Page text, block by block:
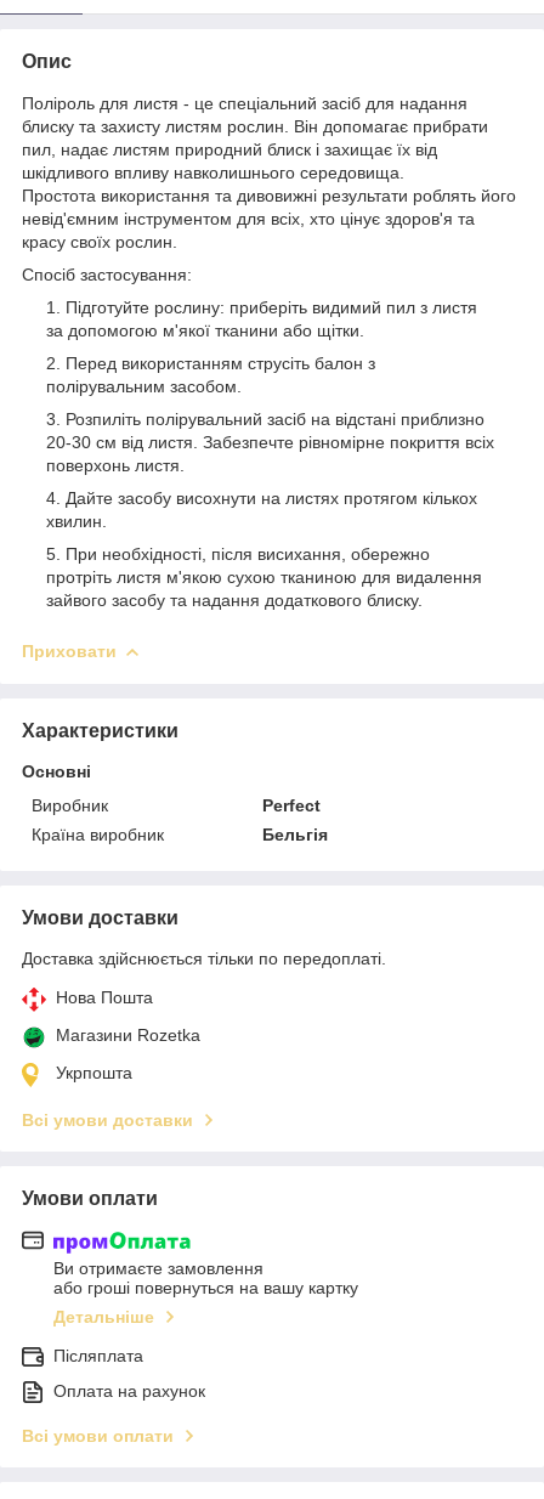
Опис
Поліроль для листя - це спеціальний засіб для надання
блиску та захисту листям рослин. Він допомагає прибрати
пил, надає листям природний блиск і захищає їх від
шкідливого впливу навколишнього середовища.
Простота використання та дивовижні результати роблять його
невід'ємним інструментом для всіх, хто цінує здоров'я та
красу своїх рослин.
Спосіб застосування:
Підготуйте рослину: приберіть видимий пил з листя
за допомогою м'якої тканини або щітки.
Перед використанням струсіть балон з
полірувальним засобом.
Розпиліть полірувальний засіб на відстані приблизно
20-30 см від листя. Забезпечте рівномірне покриття всіх
поверхонь листя.
Дайте засобу висохнути на листях протягом кількох
хвилин.
При необхідності, після висихання, обережно
протріть листя м'якою сухою тканиною для видалення
зайвого засобу та надання додаткового блиску.
Приховати
Характеристики
Основні
Виробник
Perfect
Країна виробник
Бельгія
Умови доставки
Доставка здійснюється тільки по передоплаті.
Нова Пошта
Магазини Rozetka
Укрпошта
Всі умови доставки
Умови оплати
Ви отримаєте замовлення
або гроші повернуться на вашу картку
Детальніше
Післяплата
Оплата на рахунок
Всі умови оплати